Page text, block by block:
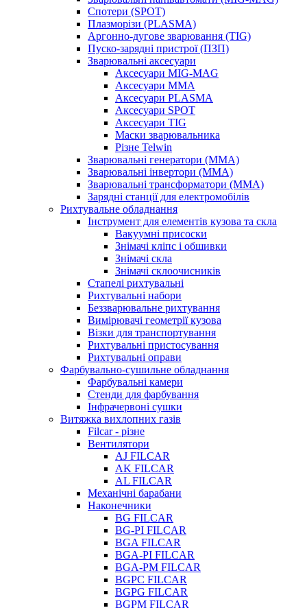
Спотери (SPOT)
Плазморізи (PLASMA)
Аргонно-дугове зварювання (TIG)
Пуско-зарядні пристрої (ПЗП)
Зварювальні аксесуари
Аксесуари MIG-MAG
Аксесуари MMA
Аксесуари PLASMA
Аксесуари SPOT
Аксесуари TIG
Маски зварювальника
Різне Telwin
Зварювальні генератори (MMA)
Зварювальні інвертори (MMA)
Зварювальні трансформатори (MMA)
Зарядні станції для електромобілів
Рихтувальне обладнання
Інструмент для елементів кузова та скла
Вакуумні присоски
Знімачі кліпс і обшивки
Знімачі скла
Знімачі склоочисників
Стапелі рихтувальні
Рихтувальні набори
Беззварювальне рихтування
Вимірювачі геометрії кузова
Візки для транспортування
Рихтувальні пристосування
Рихтувальні оправи
Фарбувально-сушильне обладнання
Фарбувальні камери
Стенди для фарбування
Інфрачервоні сушки
Витяжка вихлопних газів
Filcar - різне
Вентилятори
AJ FILCAR
AK FILCAR
AL FILCAR
Механічні барабани
Наконечники
BG FILCAR
BG-PI FILCAR
BGA FILCAR
BGA-PI FILCAR
BGA-PM FILCAR
BGPC FILCAR
BGPG FILCAR
BGPM FILCAR